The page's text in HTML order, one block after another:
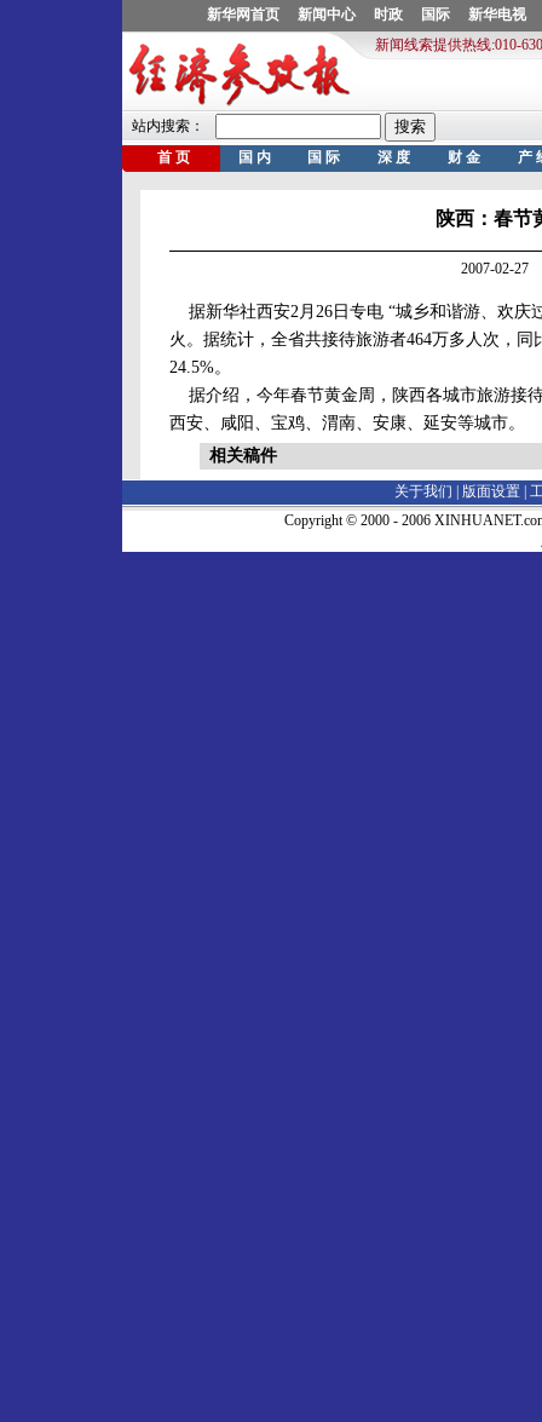
陕西：春节
2007-02-27
据新华社西安2月26日专电 “城乡和谐游、欢庆
火。据统计，全省共接待旅游者464万多人次，
24.5%。
据介绍，今年春节黄金周，陕西各城市旅游接
西安、咸阳、宝鸡、渭南、安康、延安等城市。
相关稿件
关于我们 | 版面设置
Copyright © 2000 - 2006